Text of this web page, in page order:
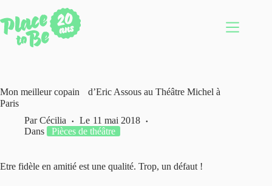
au
contenu
Mon meilleur copain d’Eric Assous au Théâtre Michel à
Paris
Par Cécilia Le 11 mai 2018
Dans
Pièces de théâtre
Etre fidèle en amitié est une qualité. Trop, un défaut !